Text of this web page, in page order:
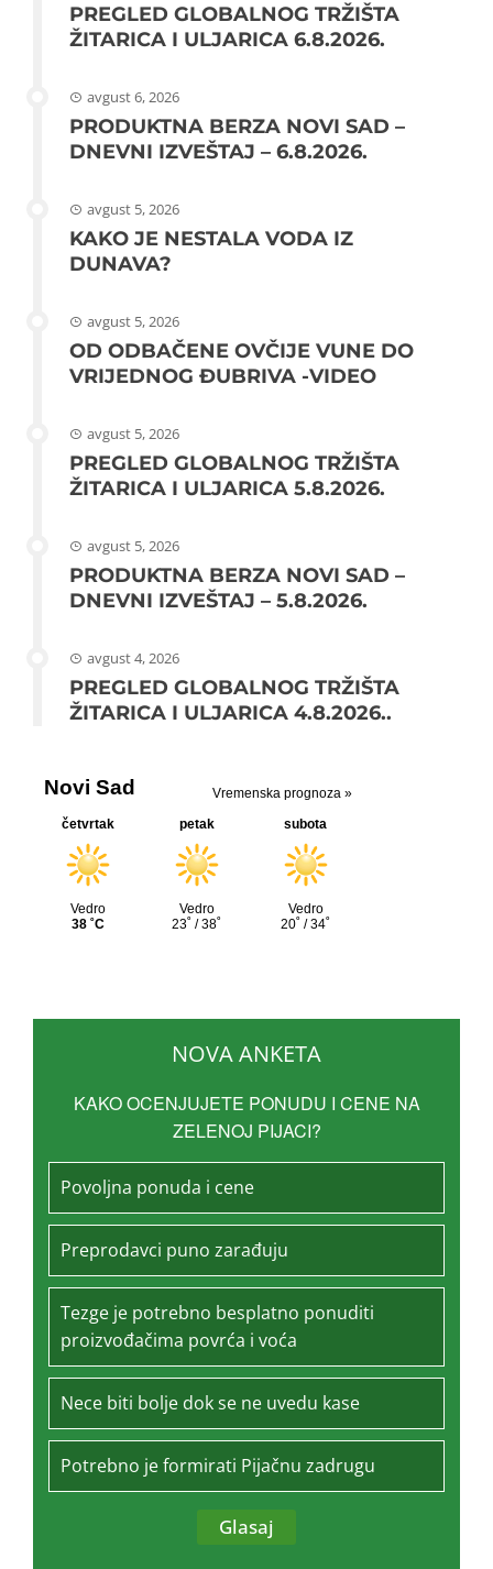
PREGLED GLOBALNOG TRŽIŠTA
ŽITARICA I ULJARICA 6.8.2026.
avgust 6, 2026
PRODUKTNA BERZA NOVI SAD –
DNEVNI IZVEŠTAJ – 6.8.2026.
avgust 5, 2026
KAKO JE NESTALA VODA IZ
DUNAVA?
avgust 5, 2026
OD ODBAČENE OVČIJE VUNE DO
VRIJEDNOG ĐUBRIVA -VIDEO
avgust 5, 2026
PREGLED GLOBALNOG TRŽIŠTA
ŽITARICA I ULJARICA 5.8.2026.
avgust 5, 2026
PRODUKTNA BERZA NOVI SAD –
DNEVNI IZVEŠTAJ – 5.8.2026.
avgust 4, 2026
PREGLED GLOBALNOG TRŽIŠTA
ŽITARICA I ULJARICA 4.8.2026..
NOVA ANKETA
KAKO OCENJUJETE PONUDU I CENE NA
ZELENOJ PIJACI?
Povoljna ponuda i cene
Preprodavci puno zarađuju
Tezge je potrebno besplatno ponuditi
proizvođačima povrća i voća
Nece biti bolje dok se ne uvedu kase
Potrebno je formirati Pijačnu zadrugu